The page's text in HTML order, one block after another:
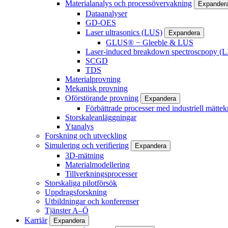
Materialanalys och processövervakning
Dataanalyser
GD-OES
Laser ultrasonics (LUS)
Expandera
GLUS® − Gleeble & LUS
Laser-induced breakdown spectroscpopy
SCGD
TDS
Materialprovning
Mekanisk provning
Oförstörande provning
Expandera
Förbättrade processer med industriell
Storskaleanläggningar
Ytanalys
Forskning och utveckling
Simulering och verifiering
Expandera
3D-mätning
Materialmodellering
Tillverkningsprocesser
Storskaliga pilotförsök
Uppdragsforskning
Utbildningar och konferenser
Tjänster A–Ö
Karriär
Expandera